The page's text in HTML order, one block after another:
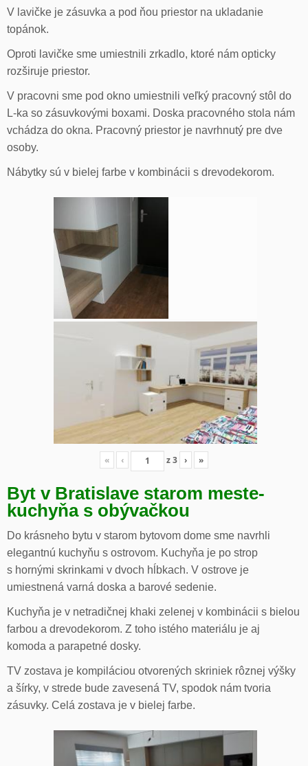
V lavičke je zásuvka a pod ňou priestor na ukladanie
topánok.
Oproti lavičke sme umiestnili zrkadlo, ktoré nám opticky
rozširuje priestor.
V pracovni sme pod okno umiestnili veľký pracovný stôl do
L-ka so zásuvkovými boxami. Doska pracovného stola nám
vchádza do okna. Pracovný priestor je navrhnutý pre dve
osoby.
Nábytky sú v bielej farbe v kombinácii s drevodekorom.
« ‹ z3 › »
Byt v Bratislave starom meste-
kuchyňa s obývačkou
Do krásneho bytu v starom bytovom dome sme navrhli
elegantnú kuchyňu s ostrovom. Kuchyňa je po strop
s hornými skrinkami v dvoch hĺbkach. V ostrove je
umiestnená varná doska a barové sedenie.
Kuchyňa je v netradičnej khaki zelenej v kombinácii s bielou
farbou a drevodekorom. Z toho istého materiálu je aj
komoda a parapetné dosky.
TV zostava je kompiláciou otvorených skriniek rôznej výšky
a šírky, v strede bude zavesená TV, spodok nám tvoria
zásuvky. Celá zostava je v bielej farbe.